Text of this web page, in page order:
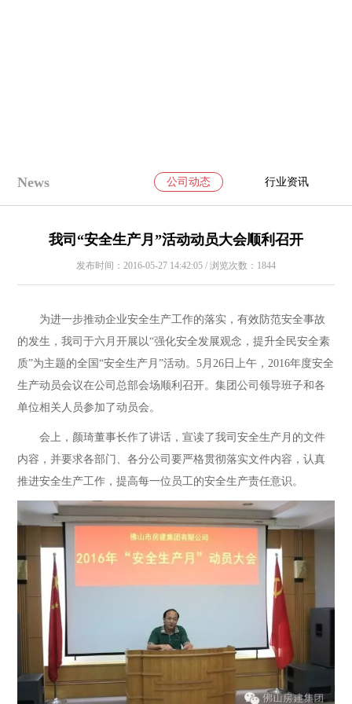
News 公司动态 行业资讯
我司“安全生产月”活动动员大会顺利召开
发布时间：2016-05-27 14:42:05 / 浏览次数：1844
为进一步推动企业安全生产工作的落实，有效防范安全事故
的发生，我司于六月开展以“强化安全发展观念，提升全民安全素
质”为主题的全国“安全生产月”活动。5月26日上午，2016年度安全
生产动员会议在公司总部会场顺利召开。集团公司领导班子和各
单位相关人员参加了动员会。
会上，颜琦董事长作了讲话，宣读了我司安全生产月的文件
内容，并要求各部门、各分公司要严格贯彻落实文件内容，认真
推进安全生产工作，提高每一位员工的安全生产责任意识。